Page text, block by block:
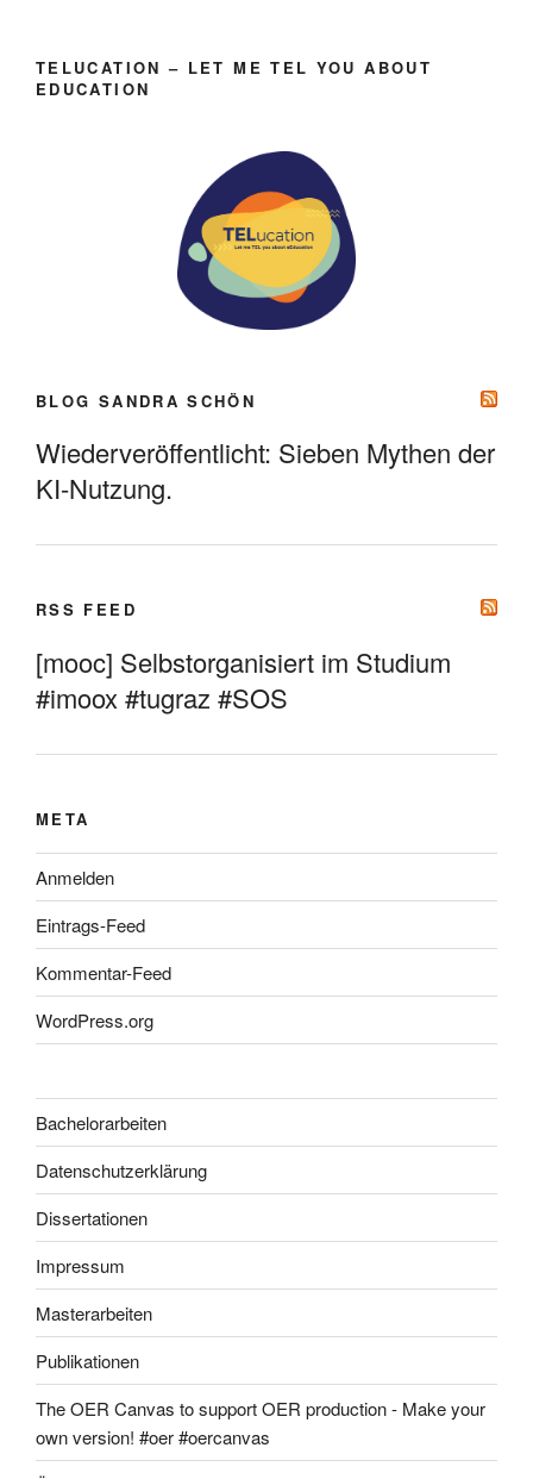
TELUCATION – LET ME TEL YOU ABOUT
EDUCATION
BLOG SANDRA SCHÖN
Wiederveröffentlicht: Sieben Mythen der
KI-Nutzung.
RSS FEED
[mooc] Selbstorganisiert im Studium
#imoox #tugraz #SOS
META
Anmelden
Eintrags-Feed
Kommentar-Feed
WordPress.org
Bachelorarbeiten
Datenschutzerklärung
Dissertationen
Impressum
Masterarbeiten
Publikationen
The OER Canvas to support OER production - Make your
own version! #oer #oercanvas